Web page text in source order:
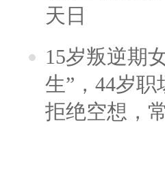
天日
15岁叛逆期
生”，44岁职
拒绝空想，